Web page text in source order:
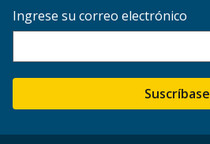
Ingrese su correo electrónico
Suscríbase